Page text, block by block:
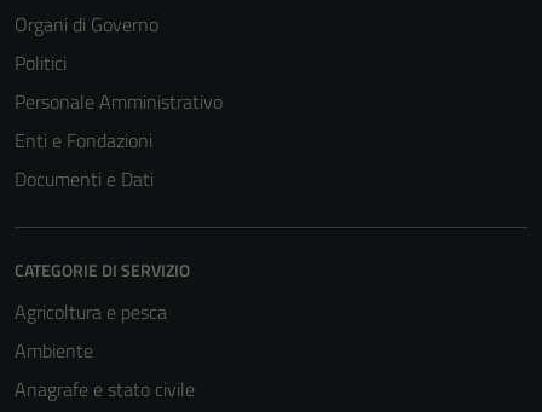
Organi di Governo
Politici
Personale Amministrativo
Enti e Fondazioni
Documenti e Dati
CATEGORIE DI SERVIZIO
Agricoltura e pesca
Ambiente
Anagrafe e stato civile
informazioni